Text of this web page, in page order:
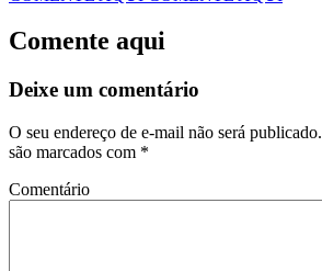
Comente aqui
Deixe um comentário
O seu endereço de e-mail não será publicado.
são marcados com *
Comentário